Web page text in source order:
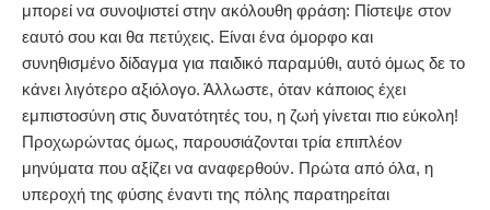
μπορεί να συνοψιστεί στην ακόλουθη φράση: Πίστεψε στον
εαυτό σου και θα πετύχεις. Είναι ένα όμορφο και
συνηθισμένο δίδαγμα για παιδικό παραμύθι, αυτό όμως δε το
κάνει λιγότερο αξιόλογο. Άλλωστε, όταν κάποιος έχει
εμπιστοσύνη στις δυνατότητές του, η ζωή γίνεται πιο εύκολη!
Προχωρώντας όμως, παρουσιάζονται τρία επιπλέον
μηνύματα που αξίζει να αναφερθούν. Πρώτα από όλα, η
υπεροχή της φύσης έναντι της πόλης παρατηρείται